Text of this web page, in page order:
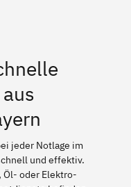
jeder Notlage im
und effektiv.
Öl- oder Elektro-